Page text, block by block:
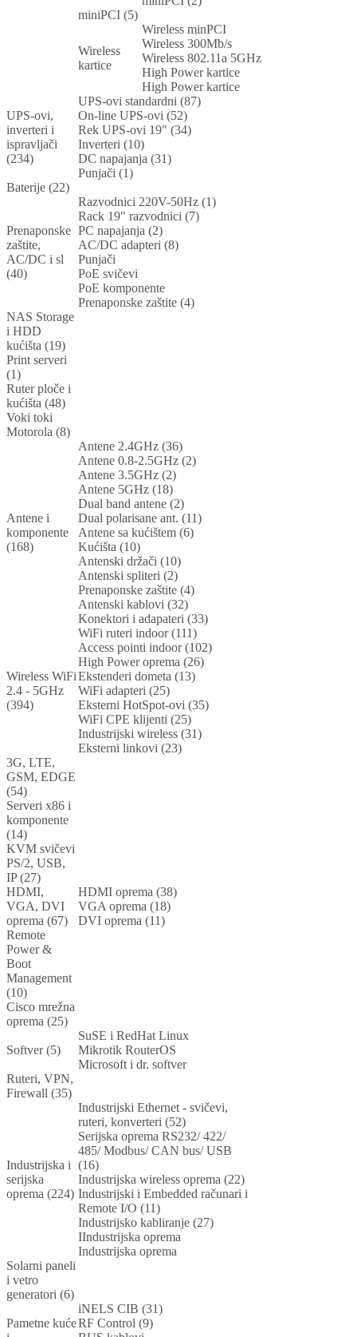
miniPCI (5)
Wireless
kartice
Wireless minPCI
Wireless 300Mb/s
Wireless 802.11a 5GHz
High Power kartice
High Power kartice
UPS-ovi,
inverteri i
ispravljači
(234)
UPS-ovi standardni (87)
On-line UPS-ovi (52)
Rek UPS-ovi 19" (34)
Inverteri (10)
DC napajanja (31)
Punjači (1)
Baterije (22)
Prenaponske
zaštite,
AC/DC i sl
(40)
Razvodnici 220V-50Hz (1)
Rack 19" razvodnici (7)
PC napajanja (2)
AC/DC adapteri (8)
Punjači
PoE svičevi
PoE komponente
Prenaponske zaštite (4)
NAS Storage
i HDD
kućišta (19)
Print serveri
(1)
Ruter ploče i
kućišta (48)
Voki toki
Motorola (8)
Antene i
komponente
(168)
Antene 2.4GHz (36)
Antene 0.8-2.5GHz (2)
Antene 3.5GHz (2)
Antene 5GHz (18)
Dual band antene (2)
Dual polarisane ant. (11)
Antene sa kućištem (6)
Kućišta (10)
Antenski držači (10)
Antenski spliteri (2)
Prenaponske zaštite (4)
Antenski kablovi (32)
Konektori i adapateri (33)
Wireless WiFi
2.4 - 5GHz
(394)
WiFi ruteri indoor (111)
Access pointi indoor (102)
High Power oprema (26)
Ekstenderi dometa (13)
WiFi adapteri (25)
Eksterni HotSpot-ovi (35)
WiFi CPE klijenti (25)
Industrijski wireless (31)
Eksterni linkovi (23)
3G, LTE,
GSM, EDGE
(54)
Serveri x86 i
komponente
(14)
KVM svičevi
PS/2, USB,
IP (27)
HDMI,
VGA, DVI
oprema (67)
HDMI oprema (38)
VGA oprema (18)
DVI oprema (11)
Remote
Power &
Boot
Management
(10)
Cisco mrežna
oprema (25)
Softver (5)
SuSE i RedHat Linux
Mikrotik RouterOS
Microsoft i dr. softver
Ruteri, VPN,
Firewall (35)
Industrijska i
serijska
oprema (224)
Industrijski Ethernet - svičevi,
ruteri, konverteri (52)
Serijska oprema RS232/ 422/
485/ Modbus/ CAN bus/ USB
(16)
Industrijska wireless oprema (22)
Industrijski i Embedded računari i
Remote I/O (11)
Industrijsko kabliranje (27)
IIndustrijska oprema
Industrijska oprema
Solarni paneli
i vetro
generatori (6)
Pametne kuće
iNELS CIB (31)
RF Control (9)